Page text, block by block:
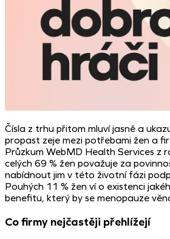
Čísla z trhu přitom mluví jasně a
propast zeje mezi potřebami žen a
Průzkum WebMD Health Services z
celých 69 % žen považuje za
nabídnout jim v této životní fázi
Pouhých 11 % žen ví o existenci
benefitu, který by se menopauze
Co firmy nejčastěji přehlížejí